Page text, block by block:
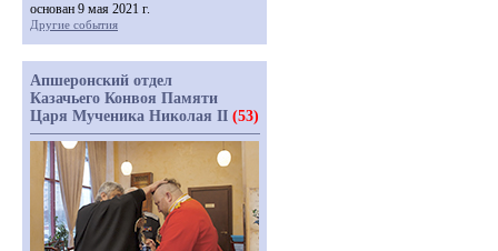
основан 9 мая 2021 г.
Другие события
Апшеронский отдел
Казачьего Конвоя Памяти
Царя Мученика Николая II (53)